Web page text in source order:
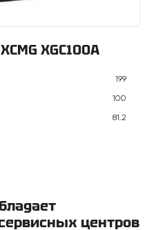
XGC100A
199
100
81.2
центров